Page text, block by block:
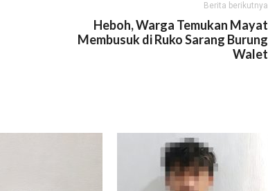
Berita berikutnya
Heboh, Warga Temukan Mayat
Membusuk di Ruko Sarang Burung
Walet